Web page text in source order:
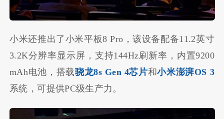
小米还推出了小米平板8 Pro，该设备配备11.2英寸
3.2K分辨率显示屏，支持144Hz刷新率，内置9200
mAh电池，搭载骁龙8s Gen 4芯片和小米澎湃OS 3
系统，可提供PC级生产力。